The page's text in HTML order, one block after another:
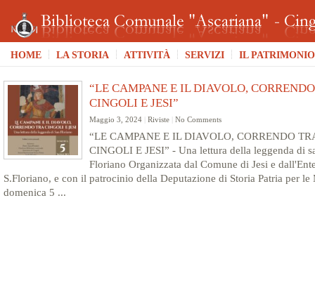
HOME LA STORIA ATTIVITÀ SERVIZI IL PATRIMONIO
“LE CAMPANE E IL DIAVOLO,
CINGOLI E JESI”
Maggio 3, 2024 Riviste No Comments
“LE CAMPANE E IL DIAVOLO, CORRENDO
CINGOLI E JESI” - Una lettura della leggenda di
Floriano Organizzata dal Comune di Jesi e
S.Floriano, e con il patrocinio della Deputazione di Storia Patria per le
domenica 5 ...